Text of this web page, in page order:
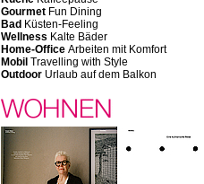
Gourmet Fun Dining
Bad Küsten-Feeling
Wellness Kalte Bäder
Home-Office Arbeiten mit Komfort
Mobil Travelling with Style
Outdoor Urlaub auf dem Balkon